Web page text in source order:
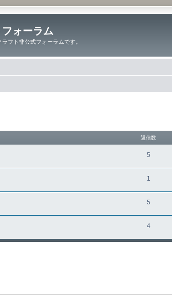
ォーラム
フト非公式フォーラムです。
返信数
5
1
5
4